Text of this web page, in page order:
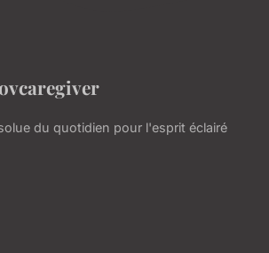
du quotidien pour l'esprit éclairé